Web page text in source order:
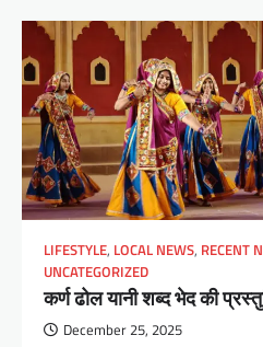
LIFESTYLE, LOCAL NEWS, RECENT
UNCATEGORIZED
कर्ण ढोल यानी शब्द भेद की
December 25, 2025